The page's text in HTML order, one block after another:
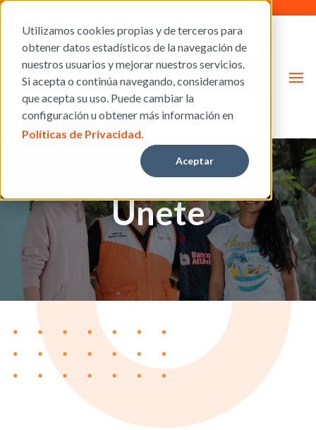
Utilizamos cookies propias y de terceros para
obtener datos estadísticos de la navegación de
nuestros usuarios y mejorar nuestros servicios.
Si acepta o continúa navegando, consideramos
que acepta su uso. Puede cambiar la
configuración u obtener más información en
Políticas de Privacidad.
Aceptar
Donar
Únete